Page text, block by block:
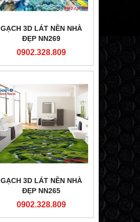
GẠCH 3D LÁT NỀN NHÀ
ĐẸP NN269
0902.328.809
GẠCH 3D LÁT NỀN NHÀ
ĐẸP NN265
0902.328.809